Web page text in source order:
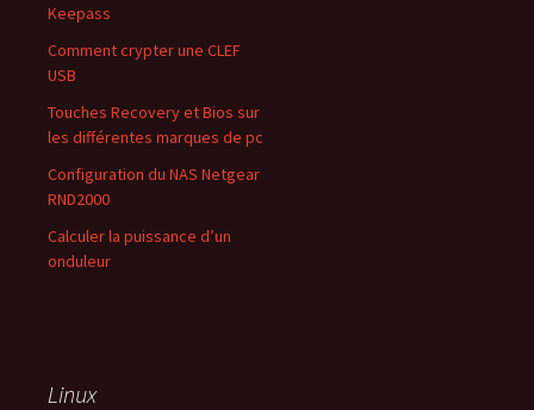
Keepass
Comment crypter une CLEF
USB
Touches Recovery et Bios sur
les différentes marques de pc
Configuration du NAS Netgear
RND2000
Calculer la puissance d’un
onduleur
Linux